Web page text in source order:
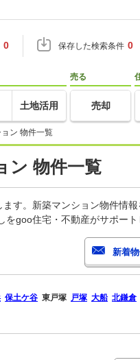
0 保存した検索条件 0
土地活用
売る
売却
ン 物件一覧
ン 物件一覧
す。新築マンション物件情
goo住宅・不動産がサポート
保土ケ谷 東戸塚 戸塚 大船 北鎌倉